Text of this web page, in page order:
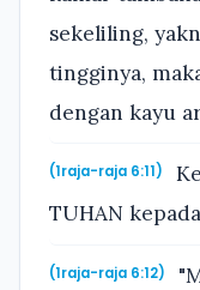
sekeliling,
tingginya,
dengan kayu
(1raja-raja 6:11)
TUHAN
(1raja-raja 6:12)